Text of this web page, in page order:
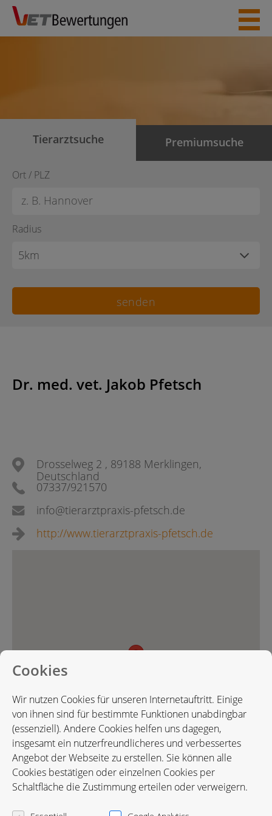
Skip
content
Tierarztsuche Premiumsuche
Ort / PLZ
Radius
Dr. med. vet. Jakob Pfetsch
Drosselweg 2 , 89188 Merklingen,
Deutschland
07337/921570
info@tierarztpraxis-pfetsch.de
http://www.tierarztpraxis-pfetsch.de
Karte in Google Maps öffnen
Cookies
Wir nutzen Cookies für unseren Internetauftritt. Einige
von ihnen sind für bestimmte Funktionen unabdingbar
(essenziell). Andere Cookies helfen uns dagegen,
insgesamt ein nutzerfreundlicheres und verbessertes
Angebot der Webseite zu erstellen. Sie können alle
Cookies bestätigen oder einzelnen Cookies per
Schaltfläche die Zustimmung erteilen oder verweigern.